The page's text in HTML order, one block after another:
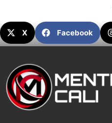
X Facebook